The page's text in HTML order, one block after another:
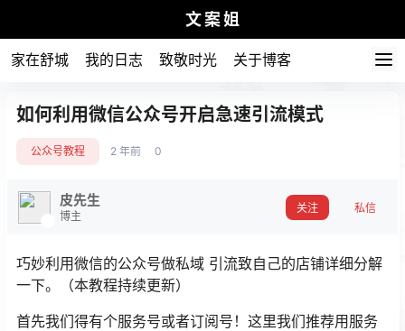
文案姐
家在舒城 我的日志 致敬时光 关于博客
如何利用微信公众号开启急速引流模式
公众号教程 2 年前 0
皮先生
博主
关注 私信
巧妙利用微信的公众号做私域 引流致自己的店铺详细分解
一下。（本教程持续更新）
首先我们得有个服务号或者订阅号！这里我们推荐用服务